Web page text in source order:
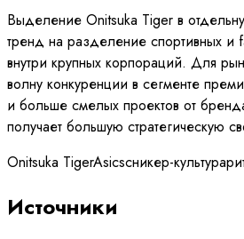
Выделение Onitsuka Tiger в
тренд на разделение спортивных и
внутри крупных корпораций. Для
волну конкуренции в сегменте
и больше смелых проектов от
получает большую стратегическую
Onitsuka TigerAsicsсникер-культура
Источники